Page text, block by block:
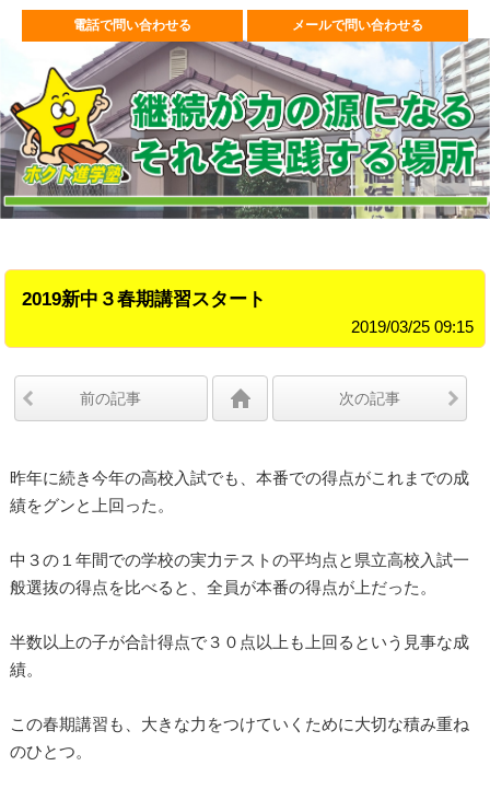
電話で問い合わせる メールで問い合わせる
2019新中３春期講習スタート
2019/03/25 09:15
前の記事 次の記事
昨年に続き今年の高校入試でも、本番での得点がこれまでの成
績をグンと上回った。
中３の１年間での学校の実力テストの平均点と県立高校入試一
般選抜の得点を比べると、全員が本番の得点が上だった。
半数以上の子が合計得点で３０点以上も上回るという見事な成
績。
この春期講習も、大きな力をつけていくために大切な積み重ね
のひとつ。